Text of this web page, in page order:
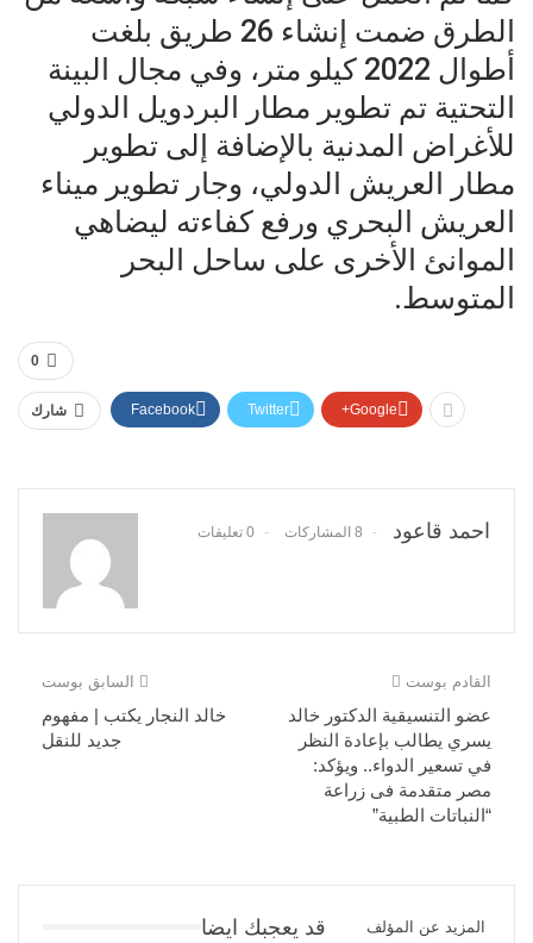
الطرق ضمت إنشاء 26 طريق بلغت
أطوال 2022 كيلو متر، وفي مجال البينة
التحتية تم تطوير مطار البردويل الدولي
للأغراض المدنية بالإضافة إلى تطوير
مطار العريش الدولي، وجار تطوير ميناء
العريش البحري ورفع كفاءته ليضاهي
الموانئ الأخرى على ساحل البحر
المتوسط.
0
شارك Facebook Twitter Google+
احمد قاعود 8 المشاركات 0 تعليقات
السابق بوست
خالد النجار يكتب | مفهوم
جديد للنقل
القادم بوست
عضو التنسيقية الدكتور خالد
يسري يطالب بإعادة النظر
في تسعير الدواء.. ويؤكد:
مصر متقدمة فى زراعة
“النباتات الطبية”
قد يعجبك ايضا المزيد عن المؤلف